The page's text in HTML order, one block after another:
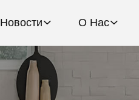
Новости О Нас